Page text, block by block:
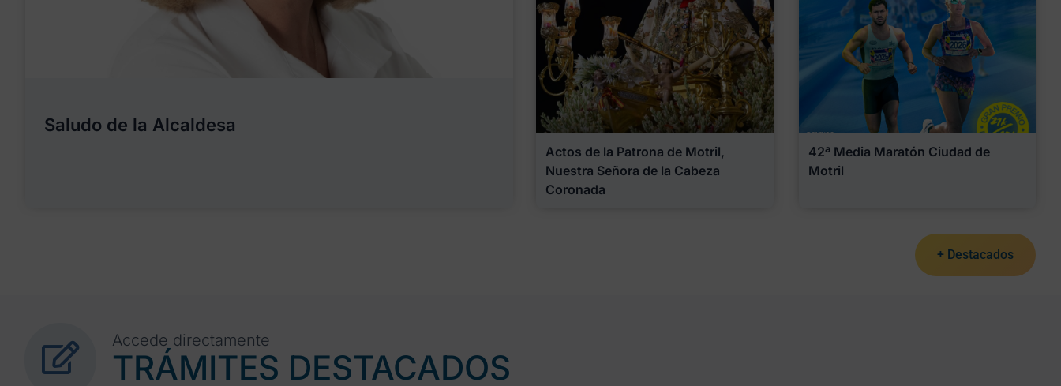
Saludo de la Alcaldesa
Actos de la Patrona de Motril,
Nuestra Señora de la Cabeza
Coronada
42ª Media Maratón Ciudad de
Motril
+ Destacados
Accede directamente
TRÁMITES DESTACADOS